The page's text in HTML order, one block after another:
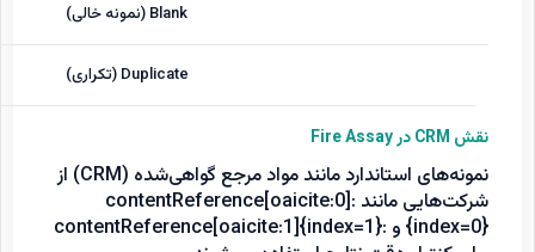
Blank (نمونه خالی)
Duplicate (تکراری)
نقش CRM در Fire Assay
نمونه‌های استاندارد مانند مواد مرجع گواهی‌شده (CRM) از
شرکت‌هایی مانند :contentReference[oaicite:0]
{index=0} و :contentReference[oaicite:1]{index=1}